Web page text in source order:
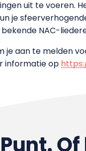
uit te voeren.
je
NAC-
je aan te melden
informatie op
Punt.